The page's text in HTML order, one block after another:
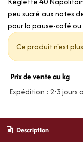
peu sucré aux notes
pour la pause-café
Ce produit n'est
Prix de vente au kg
Expédition : 2-3 jours
Description